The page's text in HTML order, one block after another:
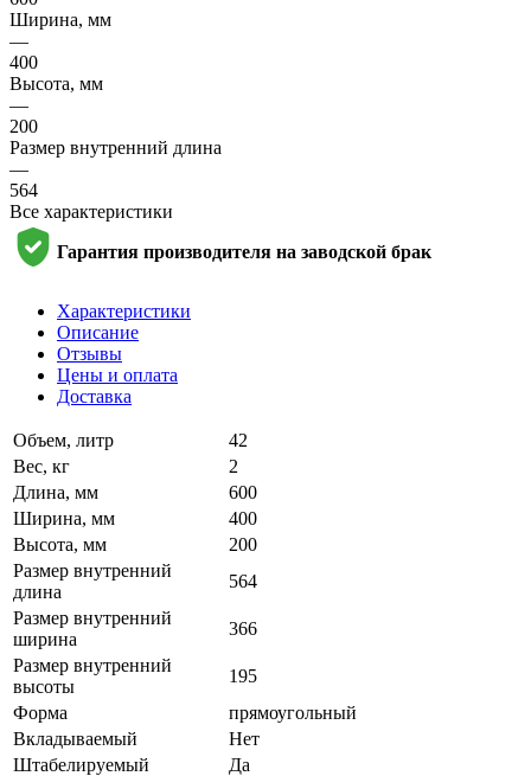
Ширина, мм
—
400
Высота, мм
—
200
Размер внутренний длина
—
564
Все характеристики
Гарантия производителя на заводской брак
Характеристики
Описание
Отзывы
Цены и оплата
Доставка
Объем, литр
42
Вес, кг
2
Длина, мм
600
Ширина, мм
400
Высота, мм
200
Размер внутренний
длина
564
Размер внутренний
ширина
366
Размер внутренний
высоты
195
Форма
прямоугольный
Вкладываемый
Нет
Штабелируемый
Да